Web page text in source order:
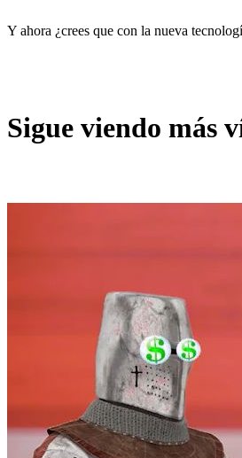
Y ahora ¿crees que con la nueva
Sigue viendo más